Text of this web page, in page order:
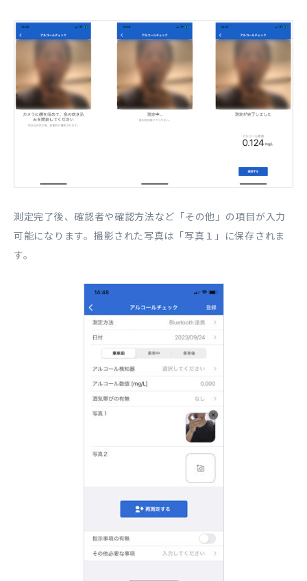
測定完了後、確認者や確認方法など「その他」の項目が入力
可能になります。撮影された写真は「写真１」に保存されま
す。